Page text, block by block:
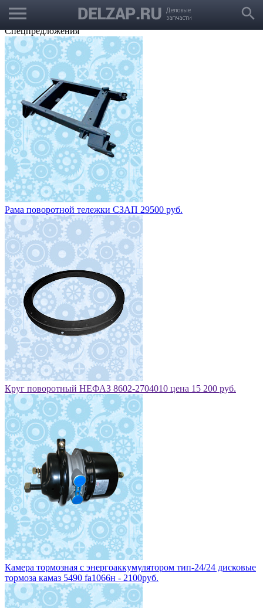
menu search
Выбрать город
Корзина
Заказать звонок
Спецпредложения
Рама поворотной тележки СЗАП 29500 руб.
Круг поворотный НЕФАЗ 8602-2704010 цена 15 200 руб.
Камера тормозная с энергоаккумулятором тип-24/24 дисковые
тормоза камаз 5490 fa1066н - 2100руб.